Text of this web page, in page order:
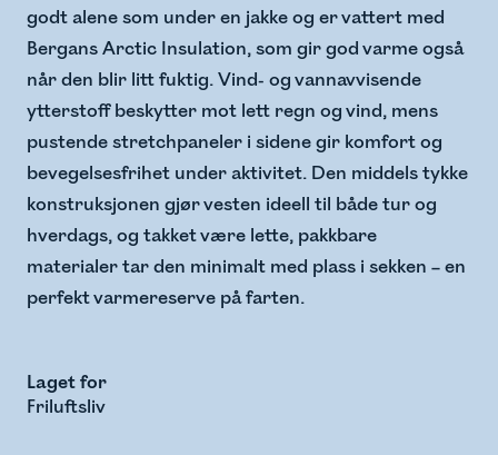
godt alene som under en jakke og er vattert med
Bergans Arctic Insulation, som gir god varme også
når den blir litt fuktig. Vind- og vannavvisende
ytterstoff beskytter mot lett regn og vind, mens
pustende stretchpaneler i sidene gir komfort og
bevegelsesfrihet under aktivitet. Den middels tykke
konstruksjonen gjør vesten ideell til både tur og
hverdags, og takket være lette, pakkbare
materialer tar den minimalt med plass i sekken – en
perfekt varmereserve på farten.
Laget for
Friluftsliv